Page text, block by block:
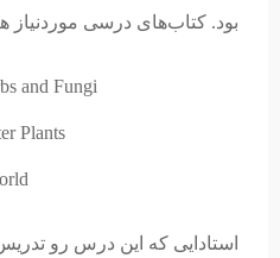
بود. کتاب‌های درسی موردنیاز
and Fungi
Plants
استادایی که این درس رو